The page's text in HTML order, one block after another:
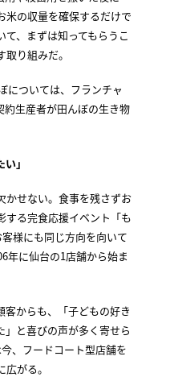
米の収量を確保するだけで
、まずは知ってもらうこ
り組みだ。
については、フランチャ
約生産者が田んぼの生き物
」
かせない。食事を残さずお
する完食応援イベント「も
様にも同じ方向を向いて
年に仙台の1店舗から始ま
からも、「子どもの好き
と喜びの声が多く寄せら
、フードコート型店舗を
がる。